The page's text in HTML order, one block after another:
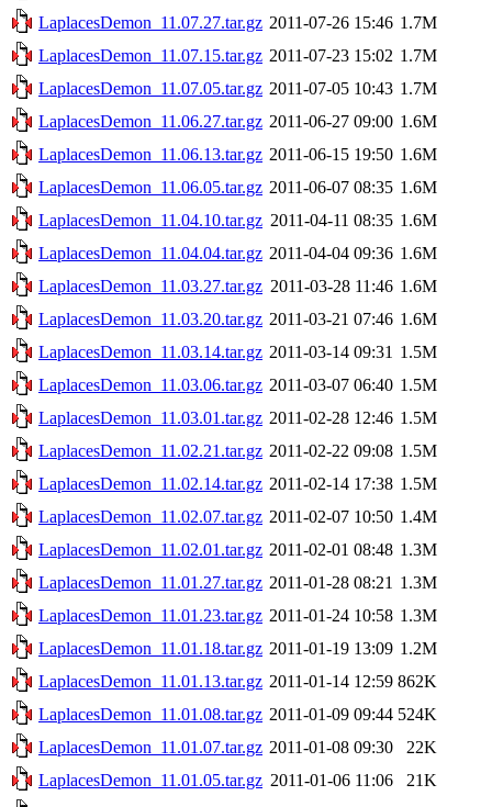
LaplacesDemon_11.07.27.tar.gz 2011-07-26 15:46 1.7M
LaplacesDemon_11.07.15.tar.gz 2011-07-23 15:02 1.7M
LaplacesDemon_11.07.05.tar.gz 2011-07-05 10:43 1.7M
LaplacesDemon_11.06.27.tar.gz 2011-06-27 09:00 1.6M
LaplacesDemon_11.06.13.tar.gz 2011-06-15 19:50 1.6M
LaplacesDemon_11.06.05.tar.gz 2011-06-07 08:35 1.6M
LaplacesDemon_11.04.10.tar.gz 2011-04-11 08:35 1.6M
LaplacesDemon_11.04.04.tar.gz 2011-04-04 09:36 1.6M
LaplacesDemon_11.03.27.tar.gz 2011-03-28 11:46 1.6M
LaplacesDemon_11.03.20.tar.gz 2011-03-21 07:46 1.6M
LaplacesDemon_11.03.14.tar.gz 2011-03-14 09:31 1.5M
LaplacesDemon_11.03.06.tar.gz 2011-03-07 06:40 1.5M
LaplacesDemon_11.03.01.tar.gz 2011-02-28 12:46 1.5M
LaplacesDemon_11.02.21.tar.gz 2011-02-22 09:08 1.5M
LaplacesDemon_11.02.14.tar.gz 2011-02-14 17:38 1.5M
LaplacesDemon_11.02.07.tar.gz 2011-02-07 10:50 1.4M
LaplacesDemon_11.02.01.tar.gz 2011-02-01 08:48 1.3M
LaplacesDemon_11.01.27.tar.gz 2011-01-28 08:21 1.3M
LaplacesDemon_11.01.23.tar.gz 2011-01-24 10:58 1.3M
LaplacesDemon_11.01.18.tar.gz 2011-01-19 13:09 1.2M
LaplacesDemon_11.01.13.tar.gz 2011-01-14 12:59 862K
LaplacesDemon_11.01.08.tar.gz 2011-01-09 09:44 524K
LaplacesDemon_11.01.07.tar.gz 2011-01-08 09:30
22K
LaplacesDemon_11.01.05.tar.gz 2011-01-06 11:06
21K